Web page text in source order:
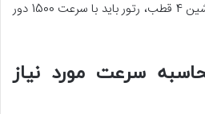
تولید توان 50 هرتز در یک ماشین 4 قطب، رتور باید با سرعت 1500 دور
سرعت مورد نیاز